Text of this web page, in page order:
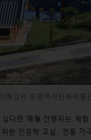
매김한 은평역사한옥박물
다면 매월 진행되는 체
한 인문학 교실, 전통